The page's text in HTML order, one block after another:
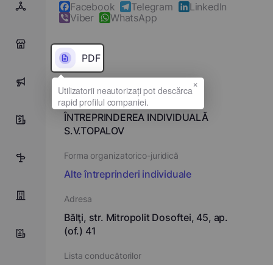
0
2
Facebook Telegram
LinkedIn
Viber
WhatsApp
PDF
Denumirea completă
ÎNTREPRINDEREA INDIVIDUALĂ
S.V.TOPALOV
Forma organizatorico-juridică
Alte întreprinderi individuale
Adresa
Bălţi, str. Mitropolit Dosoftei, 45, ap.
(of.) 41
Lista conducătorilor
×